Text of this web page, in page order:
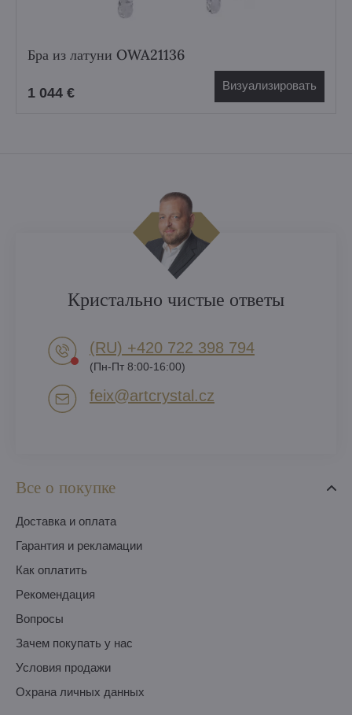
Бра из латуни OWA21136
1 044 € Визуализировать
Все о покупке
Доставка и оплата
Гарантия и рекламации
Как оплатить
Pекомендация
Вопросы
Зачем покупать у нас
Условия продажи
Охрана личных данных
Кристально чистые ответы
(RU) +420 722 398 794​
(Пн-Пт 8:00-16:00)
feix​@artcrystal​.cz